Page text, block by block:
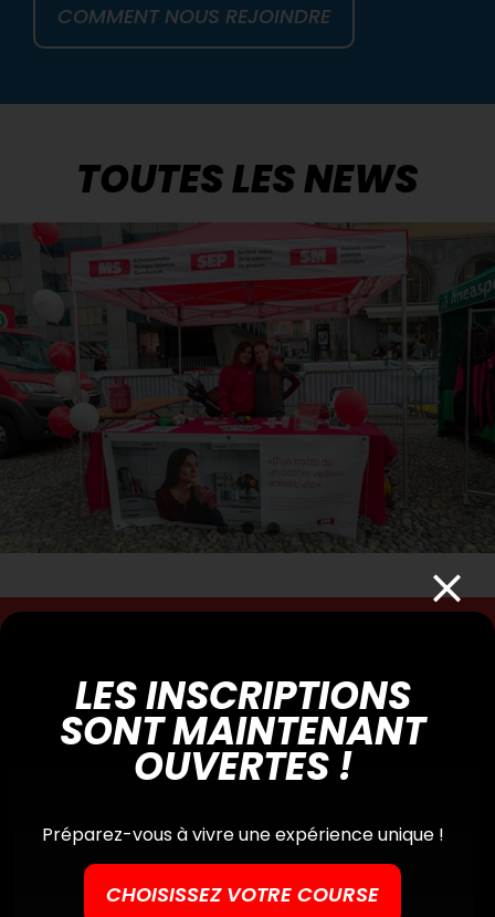
COMMENT NOUS REJOINDRE
TOUTES LES NEWS
Vous souhaitez promouvoir votre
entreprise pendant l’événement 2026
?
Communiqué officiel – Ascona-
Locarno Run
LES INSCRIPTIONS
SONT MAINTENANT
OUVERTES !
Préparez-vous à vivre une expérience unique !
CHOISISSEZ VOTRE COURSE